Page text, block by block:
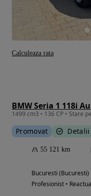
BMW Seria 1 118i
1499 cm3 • 136 CP • Stare
Promovat
55 121 km
Bucuresti (Bucuresti)
Profesionist •
Calculeaza rata